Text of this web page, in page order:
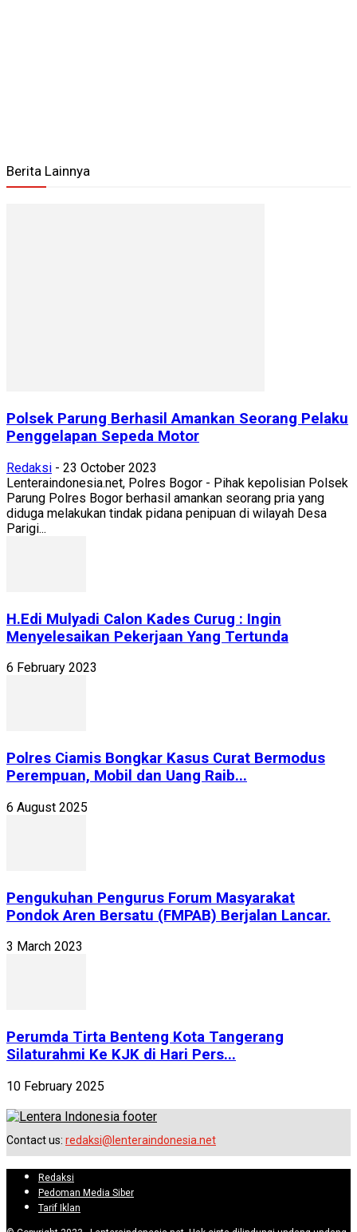
Berita Lainnya
Polsek Parung Berhasil Amankan Seorang Pelaku
Penggelapan Sepeda Motor
Redaksi - 23 October 2023
Lenteraindonesia.net, Polres Bogor - Pihak kepolisian Polsek
Parung Polres Bogor berhasil amankan seorang pria yang
diduga melakukan tindak pidana penipuan di wilayah Desa
Parigi...
H.Edi Mulyadi Calon Kades Curug : Ingin
Menyelesaikan Pekerjaan Yang Tertunda
6 February 2023
Polres Ciamis Bongkar Kasus Curat Bermodus
Perempuan, Mobil dan Uang Raib...
6 August 2025
Pengukuhan Pengurus Forum Masyarakat
Pondok Aren Bersatu (FMPAB) Berjalan Lancar.
3 March 2023
Perumda Tirta Benteng Kota Tangerang
Silaturahmi Ke KJK di Hari Pers...
10 February 2025
Contact us: redaksi@lenteraindonesia.net
Redaksi
Pedoman Media Siber
Tarif Iklan